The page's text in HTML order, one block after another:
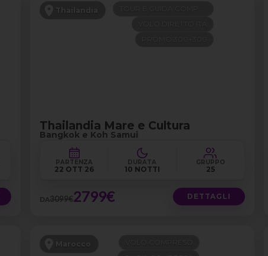
Thailandia
Thailandia Mare e Cultura
Bangkok e Koh Samui
PARTENZA
22 OTT 26
DURATA
10 NOTTI
GRUPPO
25
DA3099€2799€ DETTAGLI
Marocco